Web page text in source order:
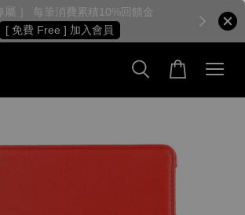
屬 ］ 每筆消費累積10%回饋金
[ 免費 Free ] 加入會員